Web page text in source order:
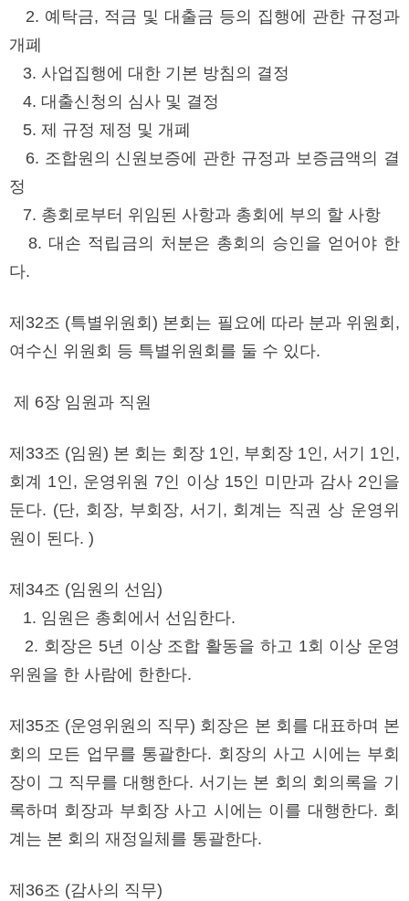
2. 예탁금, 적금 및 대출금 등의 집행에 관한 규정과
개폐
3. 사업집행에 대한 기본 방침의 결정
4. 대출신청의 심사 및 결정
5. 제 규정 제정 및 개폐
6. 조합원의 신원보증에 관한 규정과 보증금액의 결
정
7. 총회로부터 위임된 사항과 총회에 부의 할 사항
8. 대손 적립금의 처분은 총회의 승인을 얻어야 한
다.
제32조 (특별위원회) 본회는 필요에 따라 분과 위원회,
여수신 위원회 등 특별위원회를 둘 수 있다.
제 6장 임원과 직원
제33조 (임원) 본 회는 회장 1인, 부회장 1인, 서기 1인,
회계 1인, 운영위원 7인 이상 15인 미만과 감사 2인을
둔다. (단, 회장, 부회장, 서기, 회계는 직권 상 운영위
원이 된다. )
제34조 (임원의 선임)
1. 임원은 총회에서 선임한다.
2. 회장은 5년 이상 조합 활동을 하고 1회 이상 운영
위원을 한 사람에 한한다.
제35조 (운영위원의 직무) 회장은 본 회를 대표하며 본
회의 모든 업무를 통괄한다. 회장의 사고 시에는 부회
장이 그 직무를 대행한다. 서기는 본 회의 회의록을 기
록하며 회장과 부회장 사고 시에는 이를 대행한다. 회
계는 본 회의 재정일체를 통괄한다.
제36조 (감사의 직무)